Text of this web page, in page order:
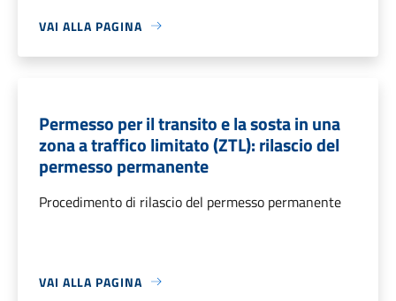
VAI ALLA PAGINA
Permesso per il transito e la sosta in una
zona a traffico limitato (ZTL): rilascio del
permesso permanente
Procedimento di rilascio del permesso permanente
VAI ALLA PAGINA